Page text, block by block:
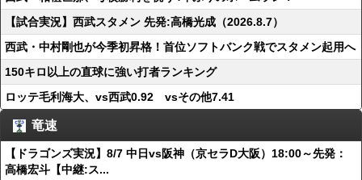
【試合実況】西武スタメン 先発:高橋光成（2026.8.7）
西武・中村剛也が今季初昇格！首位ソフトバンク戦でスタメン起用へ
150キロ以上の直球に強い打者ランキング
ロッテ毛利海大、vs西武0.92 vsその他7.41
竜速
【ドラゴンズ実況】8/7 中日vs阪神（京セラD大阪）18:00～先発：
高橋宏斗【中継:ス...